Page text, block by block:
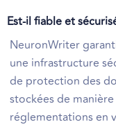
Est-il fiable et
NeuronWriter
une infrastructure
de protection des
stockées de
réglementations en